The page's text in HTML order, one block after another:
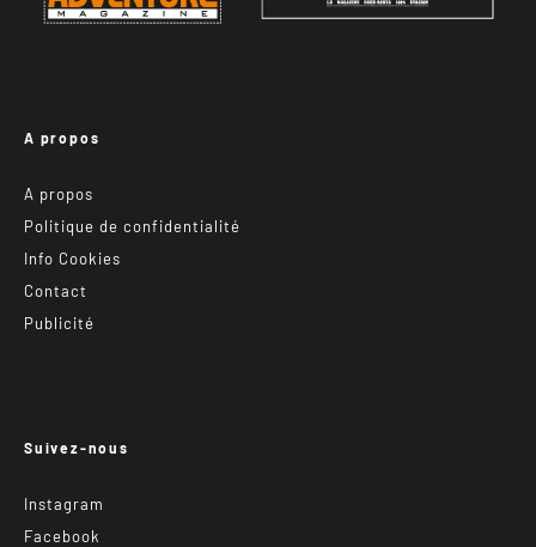
A propos
A propos
Politique de confidentialité
Info Cookies
Contact
Publicité
Suivez-nous
Instagram
Facebook